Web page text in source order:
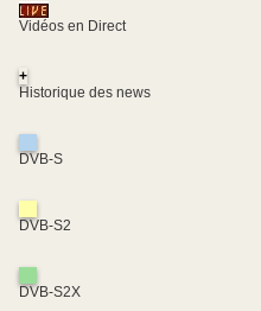
Vidéos en Direct
+
Historique des news
DVB-S
DVB-S2
DVB-S2X